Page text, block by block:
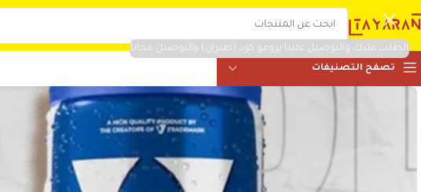
الطلب عليك والتوصيل علينا برومو كود (طيران) والتوصيل مجانا
تصفح التصنيفات